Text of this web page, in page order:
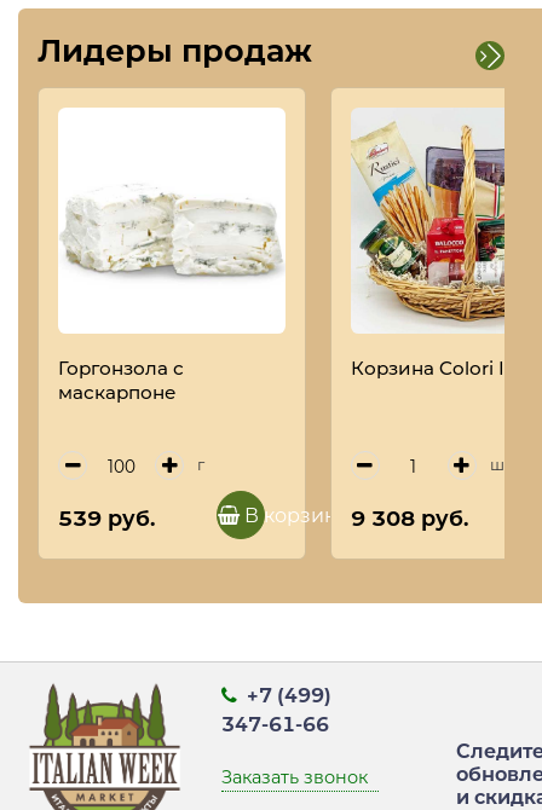
Лидеры продаж
Горгонзола с
маскарпоне
г
539 руб. В корзину
Корзина Colori
шт
9 308 руб.
+7 (499)
347-61-66
Заказать звонок
и